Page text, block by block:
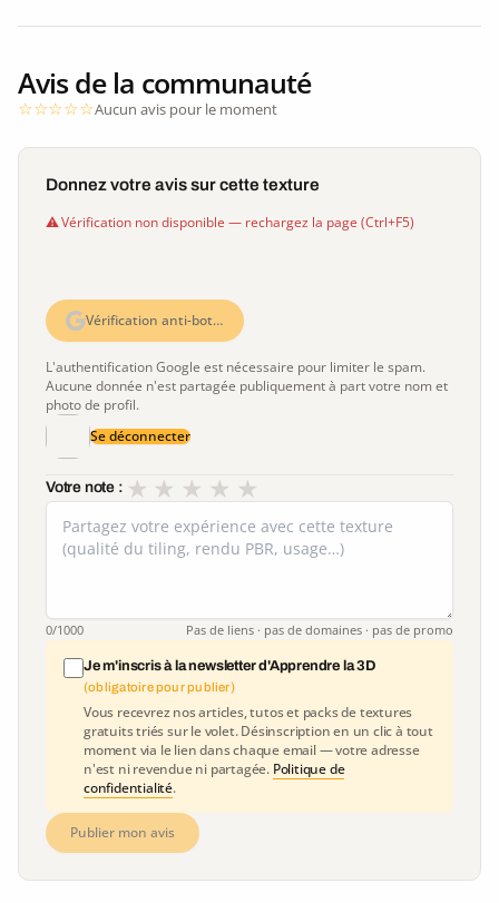
Avis de la communauté
Aucun avis pour le moment
Donnez votre avis sur cette texture
Vérification non disponible — rechargez la page (Ctrl+F5)
Vérification anti-bot…
L'authentification Google est nécessaire pour limiter le spam.
Aucune donnée n'est partagée publiquement à part votre nom et
photo de profil.
Se déconnecter
Votre note : ★
★
★
★
★
0/1000 Pas de liens · pas de domaines · pas de promo
Je m'inscris à la newsletter d'Apprendre la 3D
(obligatoire pour publier)
Vous recevrez nos articles, tutos et packs de textures
gratuits triés sur le volet. Désinscription en un clic à tout
moment via le lien dans chaque email — votre adresse
n'est ni revendue ni partagée. Politique de
confidentialité.
Publier mon avis